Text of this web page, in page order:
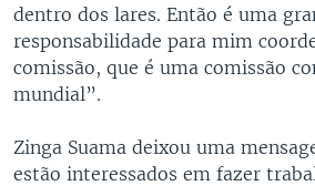
dentro dos lares. Então é uma
responsabilidade para mim
comissão, que é uma comissão
mundial”.
Zinga Suama deixou uma
estão interessados em fazer